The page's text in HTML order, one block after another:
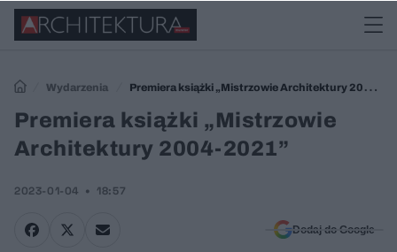
Wydarzenia
Premiera książki „Mistrzowie Architektury 2004-
2021”
Premiera książki „Mistrzowie
Architektury 2004-2021”
2023-01-04 18:57
Dodaj do Google